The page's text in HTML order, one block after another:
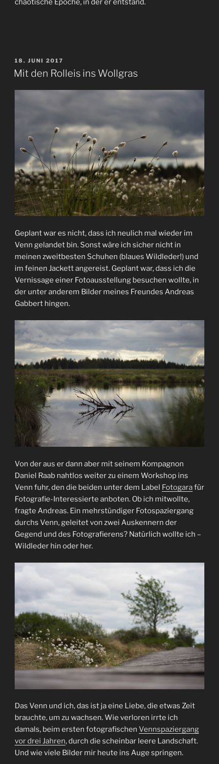
chaotische Epoche, in der er entstand.
VERÖFFENTLICHT
AM
18. JUNI 2017
Mit den Rolleis ins Wollgras
Geplant war es nicht, dass ich neulich mal wieder im
Venn gelandet bin. Sonst wäre ich sicher nicht in
meinen zweitbesten Schuhen (blaues Wildleder!) und
im feinen Jackett angereist. Geplant war, dass ich die
Vernissage einer Fotoausstellung besuchen wollte, in
der unter anderem Bilder meines Freundes Andreas
Gabbert hingen.
Von der aus er dann aber mit seinem Kompagnon
Daniel Raab nahtlos weiter zu einem Workshop ins
Venn fuhr, den die beiden unter dem Label Fotogarafür
Fotografie-Interessierte anboten. Ob ich mitwollte,
fragte Andreas. Ein mehrstündiger Fotospaziergang
durchs Venn, geleitet von zwei Auskennern der
Gegend und des Fotografierens? Natürlich wollte ich –
Wildleder hin oder her.
Das Venn und ich, das ist ja eine Liebe, die etwas Zeit
brauchte, um zu wachsen. Wie verloren irrte ich
damals, beim ersten fotografischen Vennspaziergang
vor drei Jahren, durch die scheinbar leere Landschaft.
Und wie viele Bilder mir heute ins Auge springen.